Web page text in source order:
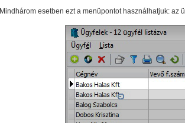
Mindhárom esetben ezt a menüpontot használhatjuk: